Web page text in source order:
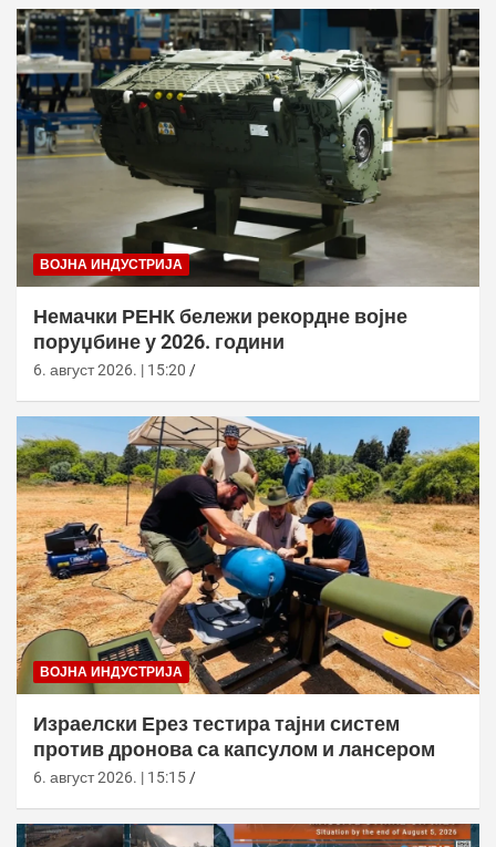
ВОЈНА ИНДУСТРИЈА
Немачки РЕНК бележи рекордне војне
поруџбине у 2026. години
6. август 2026. | 15:20
ВОЈНА ИНДУСТРИЈА
Израелски Ерез тестира тајни систем
против дронова са капсулом и лансером
6. август 2026. | 15:15